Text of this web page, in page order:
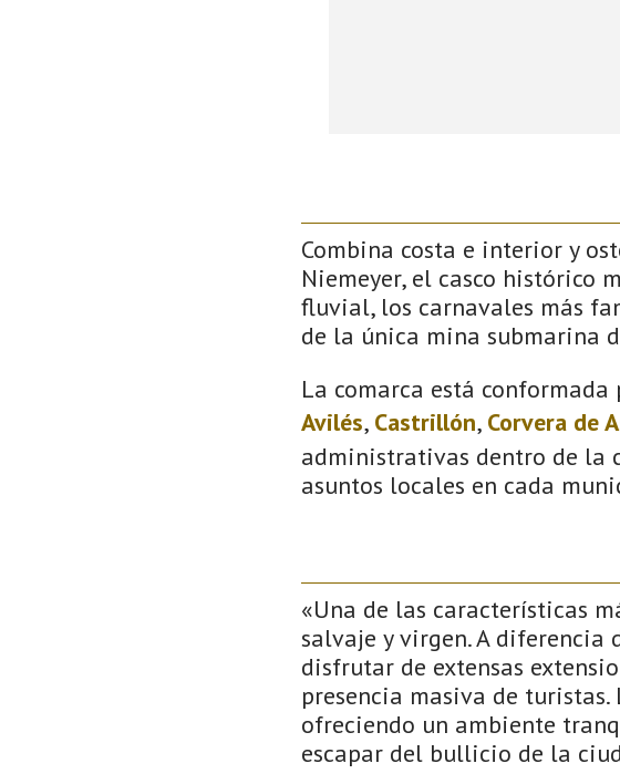
Combina costa e interior y
Niemeyer, el casco histórico
fluvial, los carnavales más
de la única mina submarina
La comarca está conformada
Avilés, Castrillón, Corvera de
administrativas dentro de la
asuntos locales en cada
«Una de las características
salvaje y virgen. A diferencia
disfrutar de extensas
presencia masiva de
ofreciendo un ambiente
escapar del bullicio de la